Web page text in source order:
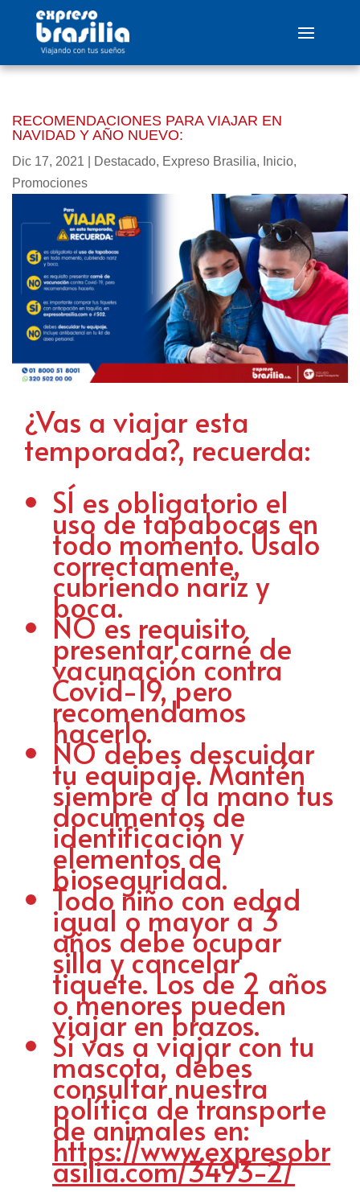
RECOMENDACIONES PARA VIAJAR EN
NAVIDAD Y AÑO NUEVO:
Dic 17, 2021 Destacado, Expreso Brasilia, Inicio,
Promociones
¿Vas a viajar esta
temporada?, recuerda:
SÍ es obligatorio el
uso de tapabocas en
todo momento. Úsalo
correctamente,
cubriendo nariz y
boca.
NO es requisito
presentar carné de
vacunación contra
Covid-19, pero
recomendamos
hacerlo.
NO debes descuidar
tu equipaje. Mantén
siempre a la mano tus
documentos de
identificación y
elementos de
bioseguridad.
Todo niño con edad
igual o mayor a 3
años debe ocupar
silla y cancelar
tiquete. Los de 2 años
o menores pueden
viajar en brazos.
Sí vas a viajar con tu
mascota, debes
consultar nuestra
política de transporte
de animales en:
https://www.expresobr
asilia.com/3493-2/